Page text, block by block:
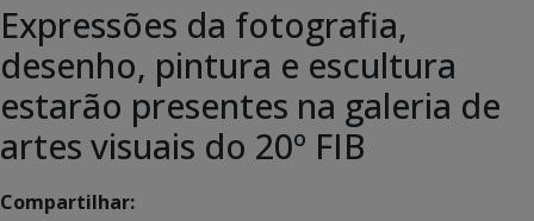
Expressões da fotografia,
desenho, pintura e escultura
estarão presentes na galeria de
artes visuais do 20º FIB
Compartilhar: